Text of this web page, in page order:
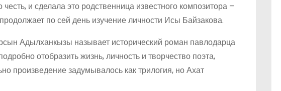
и сделала это родственница известного композитора –
по сей день изучение личности Исы Байзакова.
Адылханкызы называет исторический роман павлодарца
отобразить жизнь, личность и творчество поэта,
произведение задумывалось как трилогия, но Ахат